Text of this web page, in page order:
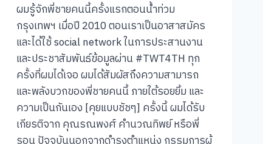
ผมรู้จักพี่ชายคนนี้ครั้งแรกตอนน้ำท่วม
กรุงเทพฯ เมื่อปี 2010 ตอนเราเป็นอาสาสมัคร
และได้ใช้ social network ในการประสานงาน
และประชาสัมพันธ์ข้อมูลผ่าน #TWT4TH ทุก
ครั้งที่ผมได้เจอ ผมได้สัมผัสถึงความสามารถ
และพลังบวกของพี่ชายคนนี้ ภายใต้รอยยิ้ม และ
ความเป็นกันเอง [คุยแบบชัชๆ] ครั้งนี้ ผมได้รับ
เกียรติจาก คุณรณพงศ์ คำนวณทิพย์ หรือพี่